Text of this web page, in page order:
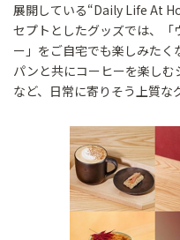
展開している“Daily Life At
セプトとしたグッズでは、「
ー」をご自宅でも楽しみた
パンと共にコーヒーを楽し
など、日常に寄りそう上質な